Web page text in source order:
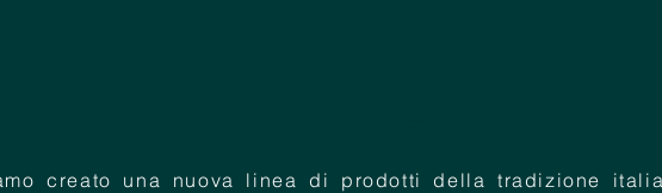
creato una nuova linea di prodotti della tradizione